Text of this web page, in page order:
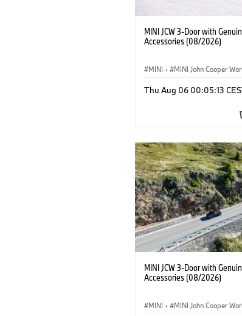
MINI JCW 3-Door with
Accessories (08/2026)
MINI · MINI John Cooper
Optional Extras, Accessories
Thu Aug 06 00:05:13
MINI JCW 3-Door with
Accessories (08/2026)
MINI · MINI John Cooper